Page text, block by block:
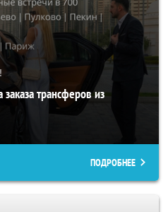
трансферов из
ПОДРОБНЕЕ